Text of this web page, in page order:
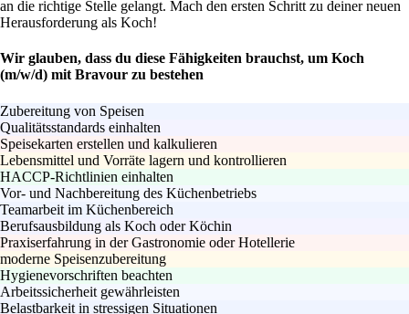
an die richtige Stelle gelangt. Mach den ersten Schritt zu deiner neuen
Herausforderung als Koch!
Wir glauben, dass du diese Fähigkeiten brauchst, um Koch
(m/w/d) mit Bravour zu bestehen
Zubereitung von Speisen
Qualitätsstandards einhalten
Speisekarten erstellen und kalkulieren
Lebensmittel und Vorräte lagern und kontrollieren
HACCP-Richtlinien einhalten
Vor- und Nachbereitung des Küchenbetriebs
Teamarbeit im Küchenbereich
Berufsausbildung als Koch oder Köchin
Praxiserfahrung in der Gastronomie oder Hotellerie
moderne Speisenzubereitung
Hygienevorschriften beachten
Arbeitssicherheit gewährleisten
Belastbarkeit in stressigen Situationen